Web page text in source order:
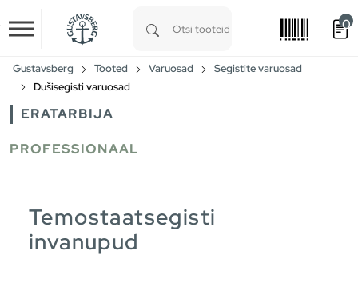
Skip to main content
0
Gustavsberg Tooted Varuosad
Segistite varuosad
Dušisegisti varuosad
ERATARBIJA
PROFESSIONAAL
Temostaatsegisti
invanupud